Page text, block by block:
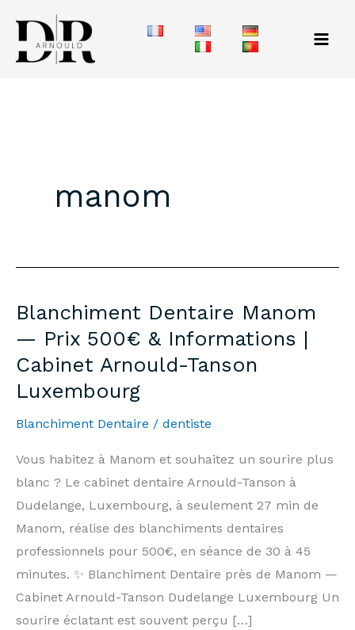
contenu
manom
Blanchiment Dentaire Manom
— Prix 500€ & Informations |
Cabinet Arnould-Tanson
Luxembourg
Blanchiment Dentaire / dentiste
Vous habitez à Manom et souhaitez un sourire plus
blanc ? Le cabinet dentaire Arnould-Tanson à
Dudelange, Luxembourg, à seulement 27 min de
Manom, réalise des blanchiments dentaires
professionnels pour 500€, en séance de 30 à 45
minutes. ✨ Blanchiment Dentaire près de Manom —
Cabinet Arnould-Tanson Dudelange Luxembourg Un
sourire éclatant est souvent perçu […]